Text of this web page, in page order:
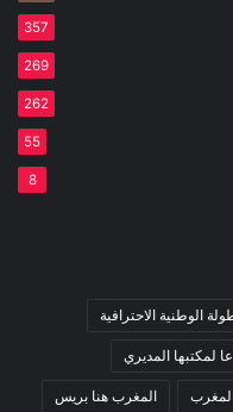
357
269
262
55
8
الوطنية الاحترافية
لمكتبها المديري
المغرب هنا بريس